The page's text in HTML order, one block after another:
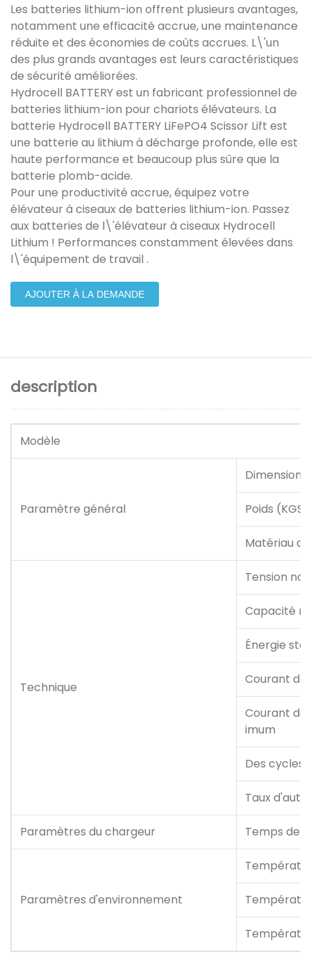
Les batteries lithium-ion offrent plusieurs avantages,
notamment une efficacité accrue, une maintenance
réduite et des économies de coûts accrues. L\'un
des plus grands avantages est leurs caractéristiques
de sécurité améliorées.
Hydrocell BATTERY est un fabricant professionnel de
batteries lithium-ion pour chariots élévateurs. La
batterie Hydrocell BATTERY LiFePO4 Scissor Lift est
une batterie au lithium à décharge profonde, elle est
haute performance et beaucoup plus sûre que la
batterie plomb-acide.
Pour une productivité accrue, équipez votre
élévateur à ciseaux de batteries lithium-ion. Passez
aux batteries de l\'élévateur à ciseaux Hydrocell
Lithium ! Performances constamment élevées dans
l\'équipement de travail .
AJOUTER À LA DEMANDE
description
Modèle
Paramètre général Poids (KGS)
Matériau
Technique
Tension
Capacité
Énergie
Courant
Courant de
imum
Des cycles
Taux
Paramètres du chargeur Temps de
Paramètres d'environnement